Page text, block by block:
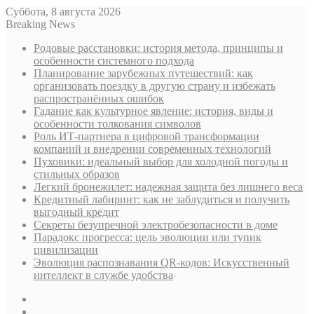
Суббота, 8 августа 2026
Breaking News
Родовые расстановки: история метода, принципы и
особенности системного подхода
Планирование зарубежных путешествий: как
организовать поездку в другую страну и избежать
распространённых ошибок
Гадание как культурное явление: история, виды и
особенности толкования символов
Роль ИТ-партнера в цифровой трансформации
компаний и внедрении современных технологий
Пуховики: идеальный выбор для холодной погоды и
стильных образов
Легкий бронежилет: надежная защита без лишнего веса
Кредитный лабиринт: как не заблудиться и получить
выгодный кредит
Секреты безупречной электробезопасности в доме
Парадокс прогресса: цель эволюции или тупик
цивилизации
Эволюция распознавания QR-кодов: Искусственный
интеллект в службе удобства